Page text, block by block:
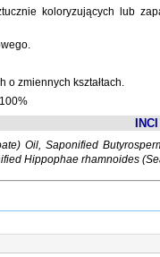
koloryzujących lub
o zmiennych kształtach.
Oil, Saponified
Hippophae rhamnoides